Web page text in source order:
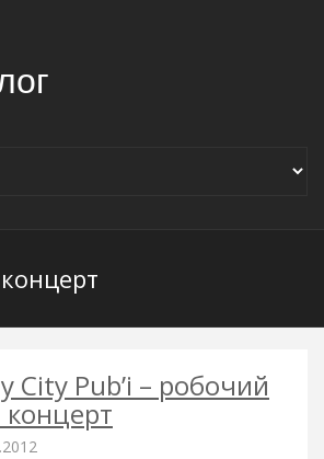
концерт
City Pub’і – робочий